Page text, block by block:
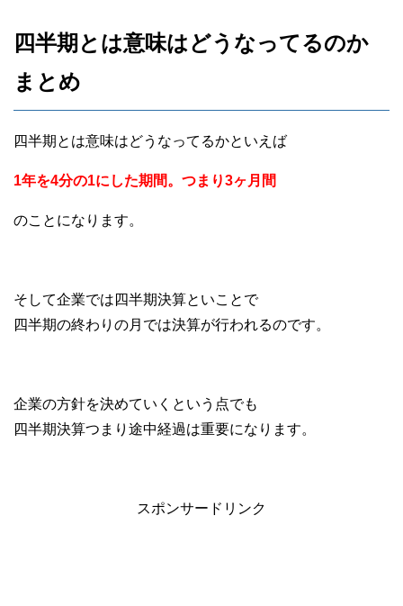
四半期とは意味はどうなってるのか
まとめ
四半期とは意味はどうなってるかといえば
1年を4分の1にした期間。つまり3ヶ月間
のことになります。
そして企業では四半期決算といことで
四半期の終わりの月では決算が行われるのです。
企業の方針を決めていくという点でも
四半期決算つまり途中経過は重要になります。
スポンサードリンク